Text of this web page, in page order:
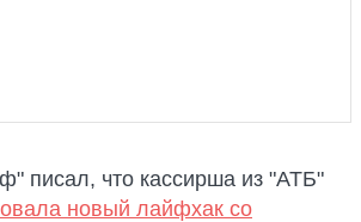
писал, что кассирша из "АТБ"
новый лайфхак со